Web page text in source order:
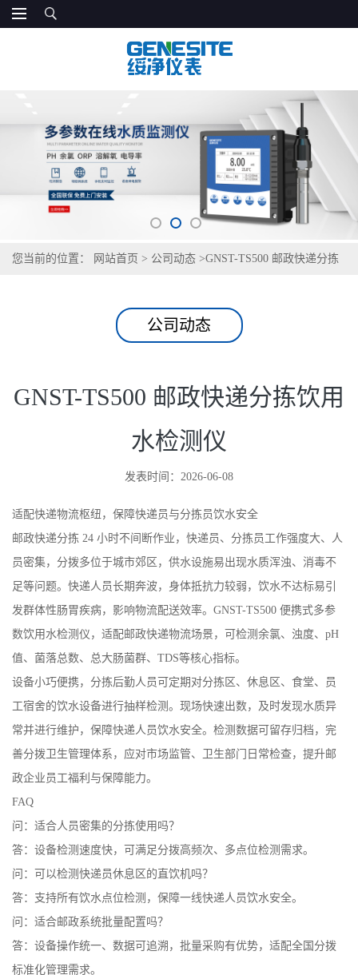
您当前的位置： 网站首页 > 公司动态 >GNST-TS500 邮政快递分拣
公司动态
GNST-TS500 邮政快递分拣饮用
水检测仪
发表时间：2026-06-08
适配快递物流枢纽，保障快递员与分拣员饮水安全
邮政快递分拣 24 小时不间断作业，快递员、分拣员工作强度大、人
员密集，分拨多位于城市郊区，供水设施易出现水质浑浊、消毒不
足等问题。快递人员长期奔波，身体抵抗力较弱，饮水不达标易引
发群体性肠胃疾病，影响物流配送效率。GNST-TS500 便携式多参
数饮用水检测仪，适配邮政快递物流场景，可检测余氯、浊度、pH
值、菌落总数、总大肠菌群、TDS等核心指标。
设备小巧便携，分拣后勤人员可定期对分拣区、休息区、食堂、员
工宿舍的饮水设备进行抽样检测。现场快速出数，及时发现水质异
常并进行维护，保障快递人员饮水安全。检测数据可留存归档，完
善分拨卫生管理体系，应对市场监管、卫生部门日常检查，提升邮
政企业员工福利与保障能力。
FAQ
问：适合人员密集的分拣使用吗？
答：设备检测速度快，可满足分拨高频次、多点位检测需求。
问：可以检测快递员休息区的直饮机吗？
答：支持所有饮水点位检测，保障一线快递人员饮水安全。
问：适合邮政系统批量配置吗？
答：设备操作统一、数据可追溯，批量采购有优势，适配全国分拨
标准化管理需求。